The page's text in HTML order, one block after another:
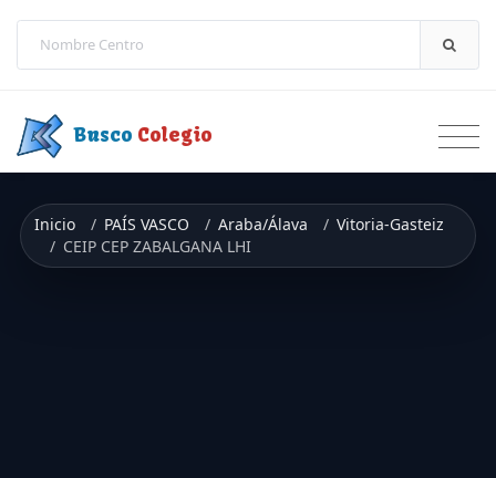
Busco Colegio
Inicio PAÍS VASCO Araba/Álava
Vitoria-Gasteiz
CEIP CEP ZABALGANA LHI